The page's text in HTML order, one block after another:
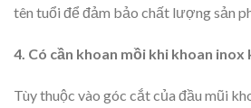
tên tuổi để đảm bảo chất lượng sản
4. Có cần khoan mồi khi khoan inox
Tùy thuộc vào góc cắt của đầu mũi